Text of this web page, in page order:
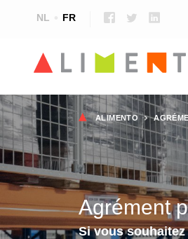
NL FR
Fil
d'Ariane
ALIMENTO
Agrément
Si vous